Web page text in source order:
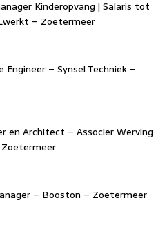
Kinderopvang | Salaris tot
– Zoetermeer
Engineer – Synsel Techniek –
en Architect – Associer Werving
– Booston – Zoetermeer